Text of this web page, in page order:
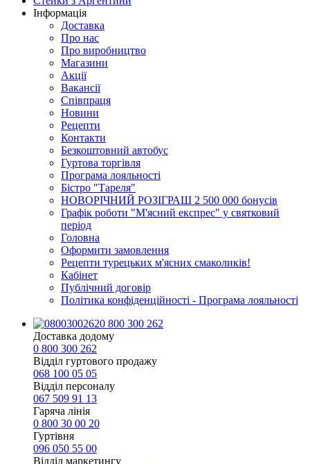
Інформація
Доставка
Про нас
Про виробництво
Магазини
Акції
Вакансії
Співпраця
Новини
Рецепти
Контакти
Безкоштовний автобус
Гуртова торгівля
Програма лояльності
Бістро "Тареля"
НОВОРІЧНИЙ РОЗІГРАШ 2 500 000 бонусів
Графік роботи "М'ясний експрес" у святковий
період
Головна
Оформити замовлення
Рецепти турецьких м'ясних смаколиків!
Кабінет
Публічний договір
Політика конфіденційності - Програма лояльності
0 800 300 262
Доставка додому
0 800 300 262
Відділ гуртового продажу
068 100 05 05​
Відділ персоналу
067 509 91 13
Гаряча лінія
0 800 30 00 20
Гуртівня
096 050 55 00
Відділ маркетингу